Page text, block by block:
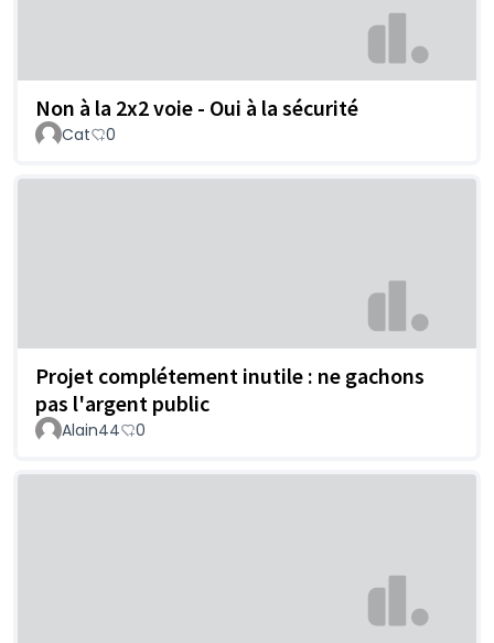
Non à la 2x2 voie - Oui à la sécurité
Cat 0
Projet complétement inutile : ne gachons
pas l'argent public
Alain44 0